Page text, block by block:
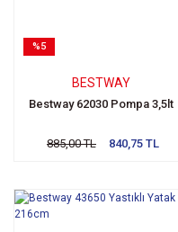
%5
BESTWAY
Bestway 62030 Pompa 3,5lt
885,00 TL 840,75 TL